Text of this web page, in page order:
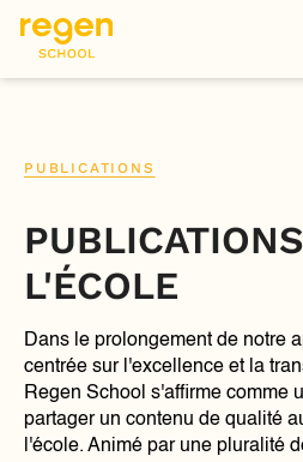
PUBLICATIONS
L'ÉCOLE
Dans le prolongement de notre
centrée sur l'excellence et la
Regen School s'affirme comme
partager un contenu de qualité
l'école. Animé par une pluralité